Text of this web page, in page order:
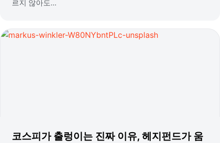
르지 않아도...
코스피가 출렁이는 진짜 이유, 헤지펀드가 움